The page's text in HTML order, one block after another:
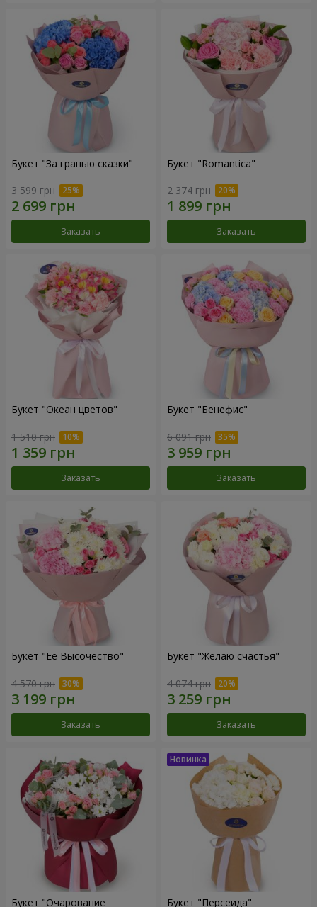
Букет "За гранью сказки"
3 599 грн
Заказать
Букет "Romantica"
2 374 грн
Заказать
Букет "Океан цветов"
1 510 грн
Заказать
Букет "Бенефис"
6 091 грн
Заказать
Букет "Её Высочество"
4 570 грн
Заказать
Букет "Желаю счастья"
4 074 грн
Заказать
Букет "Очарование Букет "Персеида"